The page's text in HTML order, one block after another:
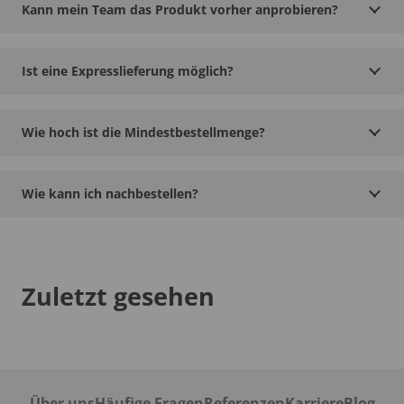
Kann mein Team das Produkt vorher anprobieren?
Ist eine Expresslieferung möglich?
Wie hoch ist die Mindestbestellmenge?
Wie kann ich nachbestellen?
Zuletzt gesehen